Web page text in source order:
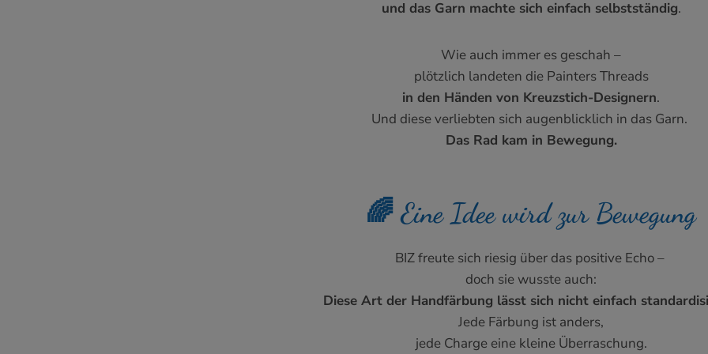
und das Garn machte sich einfach selbstständig.
Wie auch immer es geschah –
plötzlich landeten die Painters Threads
in den Händen von Kreuzstich-Designern.
Und diese verliebten sich augenblicklich in das Garn.
Das Rad kam in Bewegung.
🌈 Eine Idee wird zur Bewegung
BIZ freute sich riesig über das positive Echo –
doch sie wusste auch:
Diese Art der Handfärbung lässt sich nicht einfach
Jede Färbung ist anders,
jede Charge eine kleine Überraschung.